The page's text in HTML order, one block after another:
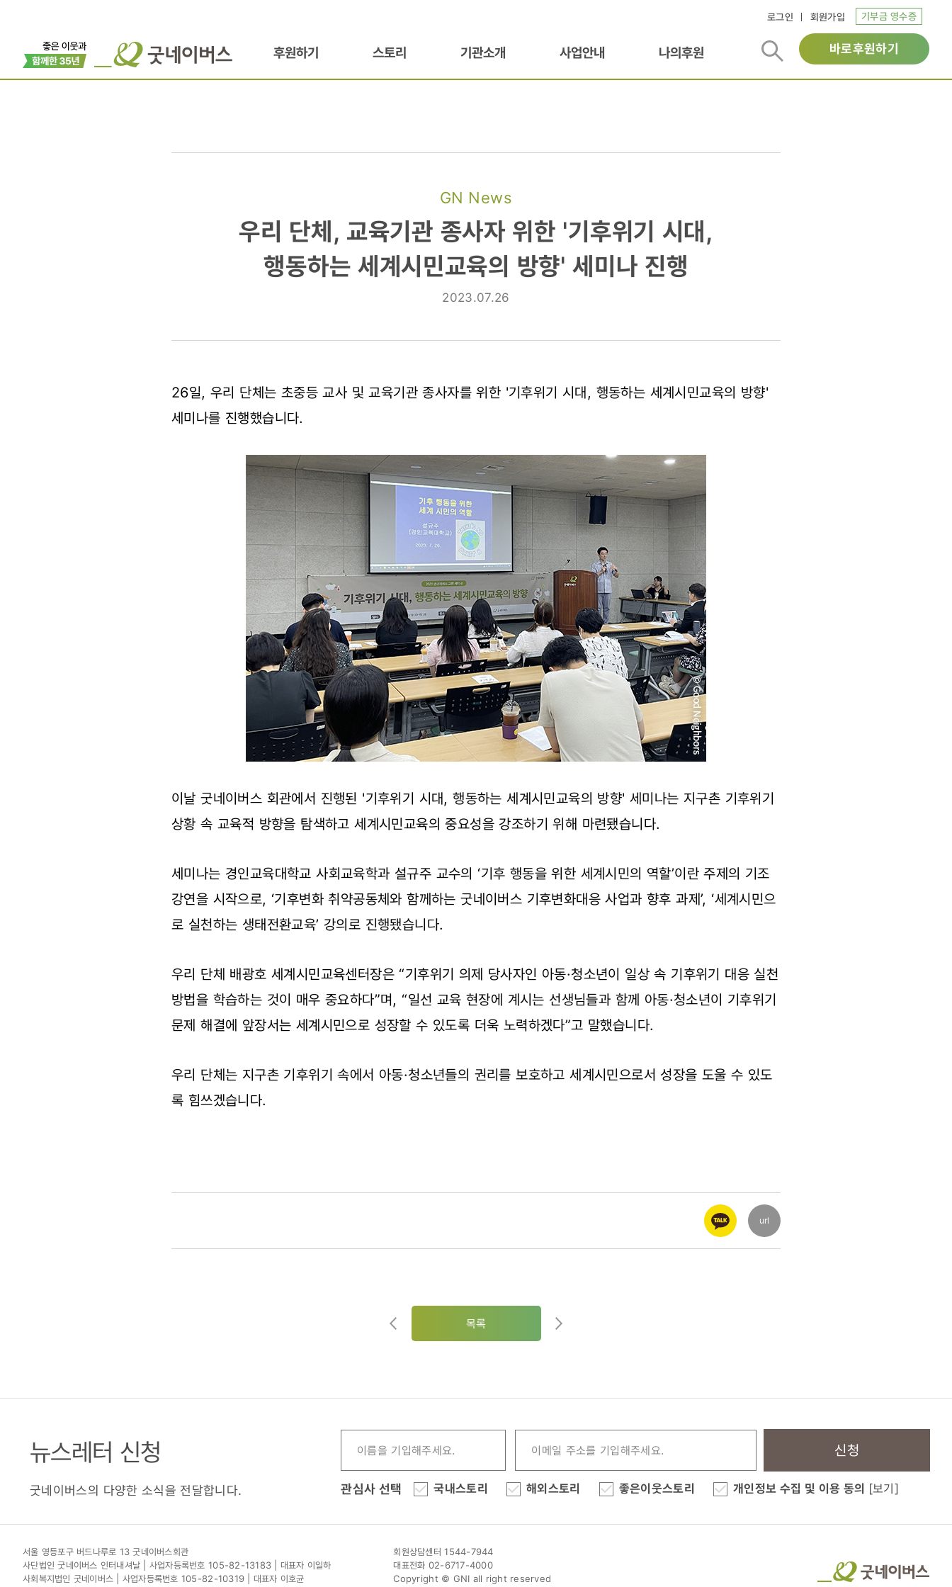
로그인 회원가입 기부금 영수증
후원하기 스토리 기관소개 사업안내 나의후원 바로후원하기
GN News
종사자
'기후위기
행동하는
세계시민교육의
세미나
우리 단체, 교육기관 종사자 위한 '기후위기 시대,
행동하는 세계시민교육의 방향' 세미나 진행
2023.07.26
26일, 우리 단체는 초중등 교사 및 교육기관 종사자를 위한 '기후위기 시대, 행동하는 세계시민교육의 방향'
세미나를 진행했습니다.
이날 굿네이버스 회관에서 진행된 '기후위기 시대, 행동하는 세계시민교육의 방향' 세미나는 지구촌 기후위기
상황 속 교육적 방향을 탐색하고 세계시민교육의 중요성을 강조하기 위해 마련됐습니다.
세미나는 경인교육대학교 사회교육학과 설규주 교수의 ‘기후 행동을 위한 세계시민의 역할’이란 주제의 기조
강연을 시작으로, ‘기후변화 취약공동체와 함께하는 굿네이버스 기후변화대응 사업과 향후 과제’, ‘세계시민으
로 실천하는 생태전환교육’ 강의로 진행됐습니다.
우리 단체 배광호 세계시민교육센터장은 “기후위기 의제 당사자인 아동·청소년이 일상 속 기후위기 대응 실천
방법을 학습하는 것이 매우 중요하다”며, “일선 교육 현장에 계시는 선생님들과 함께 아동·청소년이 기후위기
문제 해결에 앞장서는 세계시민으로 성장할 수 있도록 더욱 노력하겠다”고 말했습니다.
우리 단체는 지구촌 기후위기 속에서 아동·청소년들의 권리를 보호하고 세계시민으로서 성장을 도울 수 있도
록 힘쓰겠습니다.
url
목록
뉴스레터 신청
굿네이버스의 다양한 소식을 전달합니다.
신청
관심사 선택 국내스토리 해외스토리 좋은이웃스토리 개인정보 수집 및 이용 동의 [보기]
서울 영등포구 버드나루로 13 굿네이버스회관
사단법인 굿네이버스 인터내셔날 | 사업자등록번호 105-82-13183 | 대표자 이일하
사회복지법인 굿네이버스 | 사업자등록번호 105-82-10319 | 대표자 이호균
회원상담센터 1544-7944
대표전화 02-6717-4000
Copyright © GNI all right reserved